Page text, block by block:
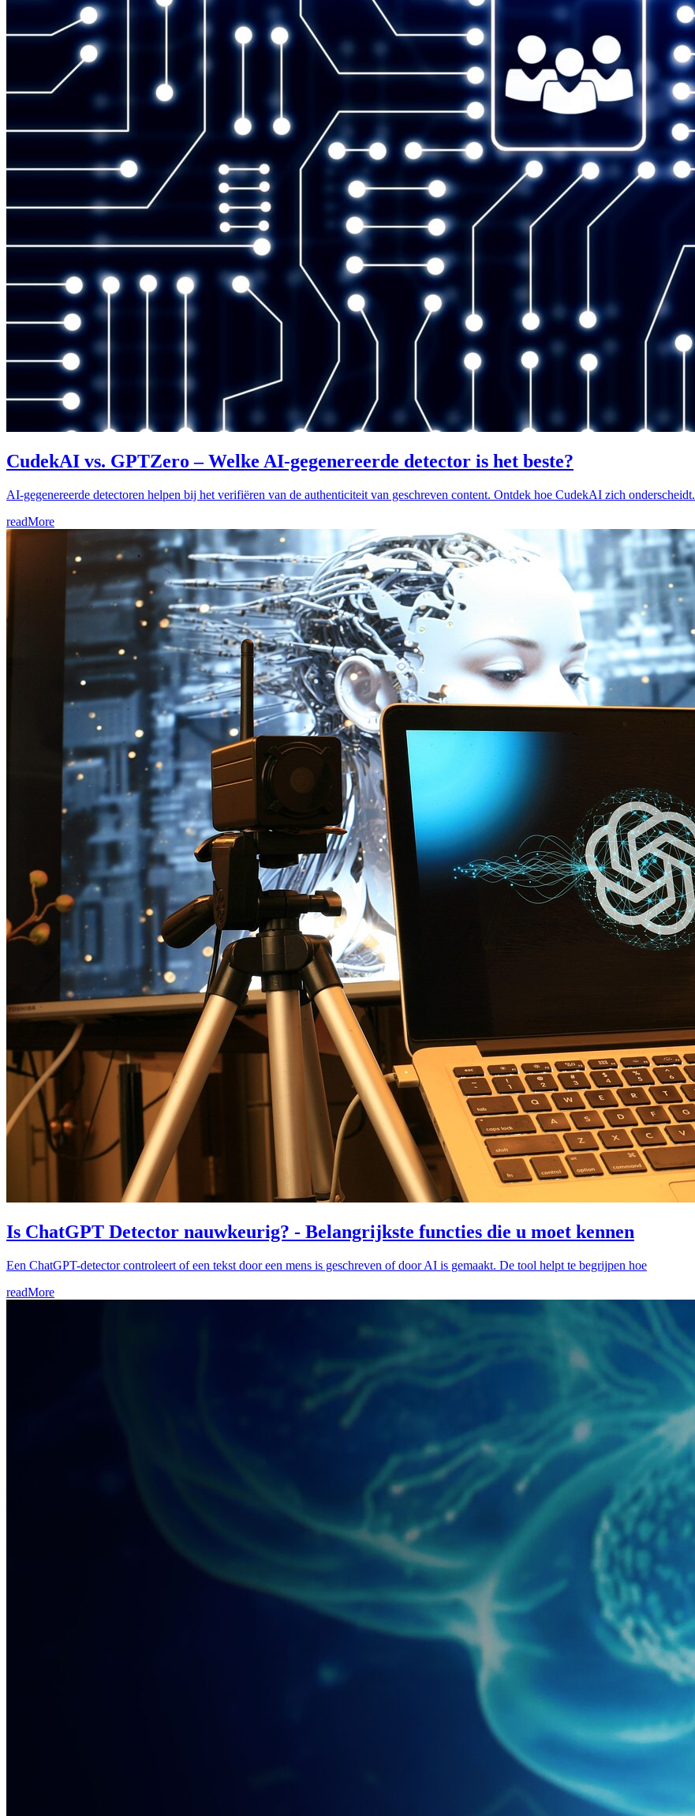
CudekAI vs. GPTZero – Welke AI-gegenereerde detector is het beste?
AI-gegenereerde detectoren helpen bij het verifiëren van de authenticiteit van geschreven content. Ontdek hoe CudekAI zich onderscheidt.
readMore
Is ChatGPT Detector nauwkeurig? - Belangrijkste functies die u moet kennen
Een ChatGPT-detector controleert of een tekst door een mens is geschreven of door AI is gemaakt. De tool helpt te begrijpen hoe
readMore